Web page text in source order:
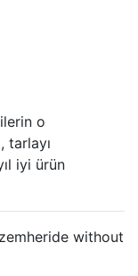
o
tarlayı
iyi ürün
without